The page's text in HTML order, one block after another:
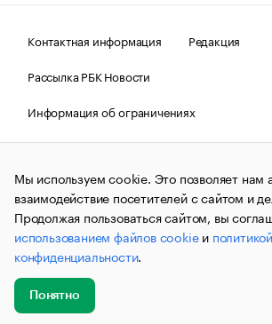
Контактная информация
Редакция
Рассылка РБК Новости
Информация об ограничениях
Правовая информация
О соблюдении
© АО «РОСБИЗНЕСКОНСАЛТИНГ»,
и материалы информационного агентства
(зарегистрировано Федеральной службой
связи, информационных технологий и
коммуникаций (Роскомнадзор) 09.12.2015
№ФС77-63848) сопровождаются пометкой
публикации могут содержать информацию,
не предназначенную для пользователей
до 18 лет.
Мы используем cookie. Это позволяет нам
взаимодействие посетителей с сайтом и
Продолжая пользоваться сайтом, вы
использованием файлов cookieи политикой
конфиденциальности.
Понятно